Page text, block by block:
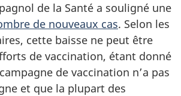
de la Santé a souligné une
de nouveaux cas. Selon les
cette baisse ne peut être
de vaccination, étant donné
de vaccination n’a pas
et que la plupart des